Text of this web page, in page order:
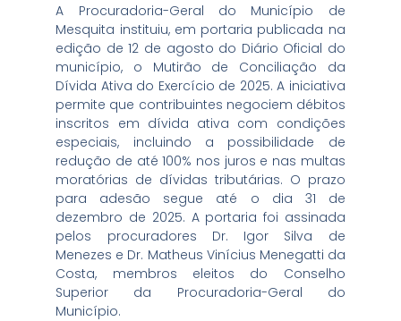
A Procuradoria-Geral do Município de
Mesquita instituiu, em portaria publicada na
edição de 12 de agosto do Diário Oficial do
município, o Mutirão de Conciliação da
Dívida Ativa do Exercício de 2025. A iniciativa
permite que contribuintes negociem débitos
inscritos em dívida ativa com condições
especiais, incluindo a possibilidade de
redução de até 100% nos juros e nas multas
moratórias de dívidas tributárias. O prazo
para adesão segue até o dia 31 de
dezembro de 2025. A portaria foi assinada
pelos procuradores Dr. Igor Silva de
Menezes e Dr. Matheus Vinícius Menegatti da
Costa, membros eleitos do Conselho
Superior da Procuradoria-Geral do
Município.